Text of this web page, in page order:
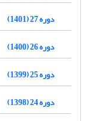
دوره 27 (1401)
دوره 26 (1400)
دوره 25 (1399)
دوره 24 (1398)